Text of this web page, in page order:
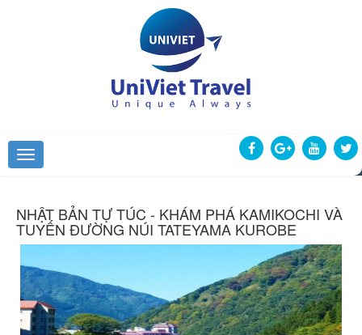
NHẬT BẢN TỰ TÚC - KHÁM PHÁ KAMIKOCHI VÀ
TUYẾN ĐƯỜNG NÚI TATEYAMA KUROBE